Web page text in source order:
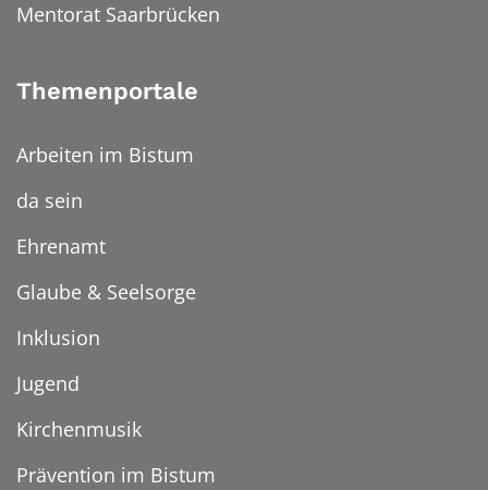
Mentorat Saarbrücken
Themenportale
Arbeiten im Bistum
da sein
Ehrenamt
Glaube & Seelsorge
Inklusion
Jugend
Kirchenmusik
Prävention im Bistum